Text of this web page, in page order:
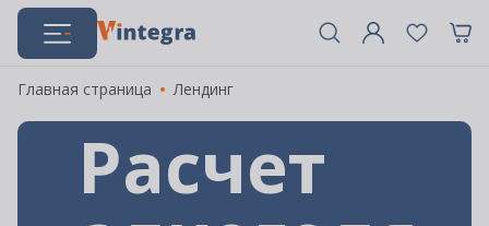
Главная страница Лендинг
Расчет